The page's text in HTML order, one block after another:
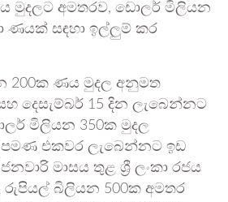
මුදලට අමතරව, ඩොලර් මිලියන
ණයක් සඳහා ඉල්ලුම් කර
200ක ණය මුදල අනුමත
දෙසැම්බර් 15 දින ලැබෙන්නට
මිලියන 350ක මුදල
පමණ එකවර ලැබෙන්නට ඉඩ
මාසය තුළ ශ්‍රී ලංකා රජය
රුපියල් බිලියන 500ක අමතර